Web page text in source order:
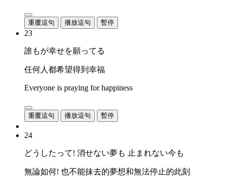
重覆這句 播放這句 暫停
23
誰もが幸せを願ってる
任何人都希望得到幸福
Everyone is praying for happiness
重覆這句 播放這句 暫停
24
どうしたって! 消せない夢も 止まれない今も
無論如何! 也不能抹去的夢想和無法停止的此刻